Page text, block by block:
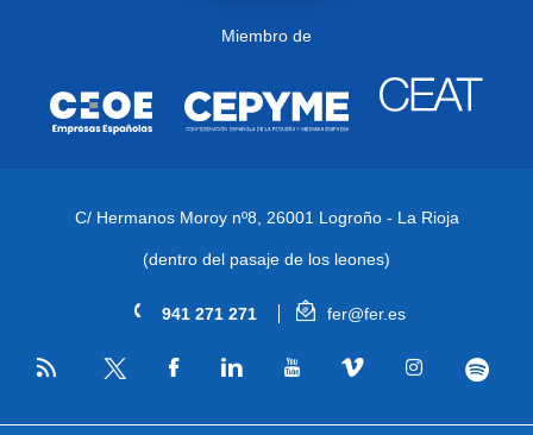
Miembro de
C/ Hermanos Moroy nº8, 26001 Logroño - La Rioja
(dentro del pasaje de los leones)
941 271 271 fer@fer.es
RSS